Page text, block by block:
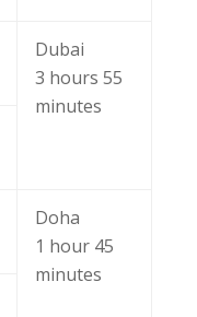
Dubai
3 hours 55
minutes
Doha
1 hour 45
minutes